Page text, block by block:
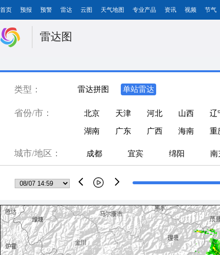
首页 预报 预警 雷达 云图 天气地图 专业产品 资讯 视频 节气
雷达图
类型： 雷达拼图 单站雷达
省份/市： 北京 天津 河北 山西 辽
湖南 广东 广西 海南 重
城市/地区： 成都 宜宾 绵阳 南